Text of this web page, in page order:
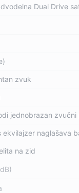
Dual Drive
zvuk
jednobrazan
ekvilajzer naglašava
na zid